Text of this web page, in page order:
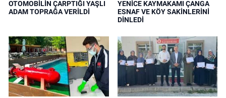
OTOMOBİLİN ÇARPTIĞI YAŞLI
ADAM TOPRAĞA VERİLDİ
YENİCE KAYMAKAMI ÇANGA
ESNAF VE KÖY SAKİNLERİNİ
DİNLEDİ